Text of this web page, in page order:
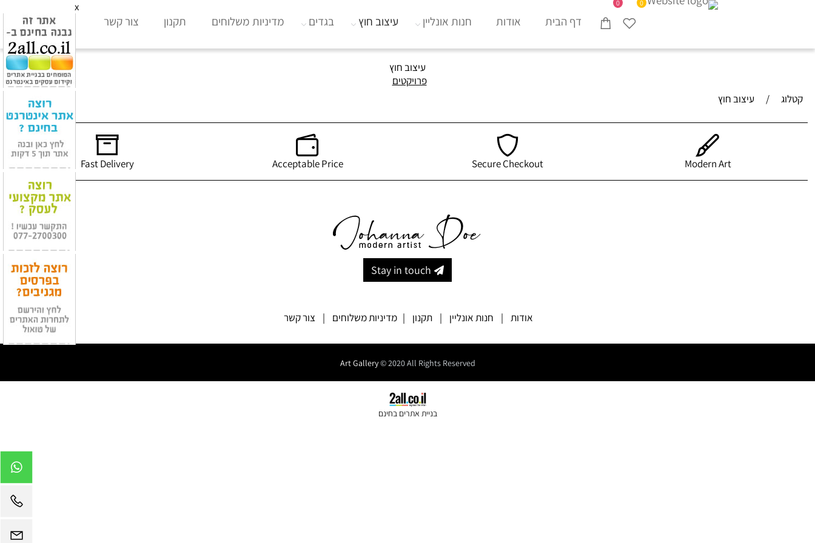
x 0
0
דף הבית אודות חנות אונליין עיצוב חוץ בגדים מדיניות משלוחים תקנון צור קשר
עיצוב חוץ
פרויקטים
קטלוג
/ עיצוב חוץ
Modern Art
Secure Checkout
Acceptable Price
Fast Delivery
Stay in touch
אודות | חנות אונליין | תקנון | מדיניות משלוחים | צור קשר
Art Gallery© 2020 All Rights Reserved
בניית אתרים בחינם